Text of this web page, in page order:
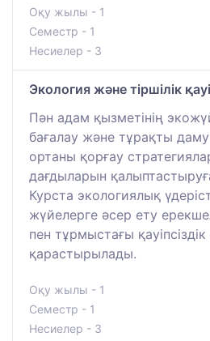
Оқу жылы - 1
Семестр - 1
Несиелер - 3
Экология және тіршілік
Пән адам қызметінің
бағалау және тұрақты
ортаны қорғау
дағдыларын
Курста экологиялық
жүйелерге әсер ету
пен тұрмыстағы қауіпсіздік
қарастырылады.
Оқу жылы - 1
Семестр - 1
Несиелер - 3